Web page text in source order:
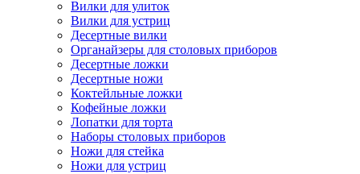
Вилки для улиток
Вилки для устриц
Десертные вилки
Органайзеры для столовых приборов
Десертные ложки
Десертные ножи
Коктейльные ложки
Кофейные ложки
Лопатки для торта
Наборы столовых приборов
Ножи для стейка
Ножи для устриц